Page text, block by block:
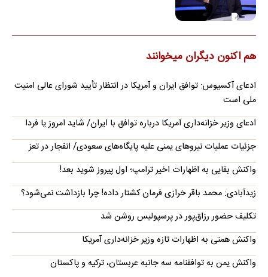
هم اکنون دیگران میخوانند
ادعای آکسیوس: توافق ایران و آمریکا در انتظار تأیید شورای عالی امنیت
ملی است
ادعای وزیر خزانه‌داری آمریکا درباره توافق با ایران/ شاید امروز یا فردا
جزئیات عملیات نیروهای یمنی علیه پایگاه‌های سعودی/ انفجار در تعز
واکنش بقایی به اظهارات اخیر ترامپ؛ اول پیروز شوید بعد!
زیدآبادی: محمد باقر خرازی فرمان کشتار داده! چرا بازداشت نمی‌شود؟
تکلیف حضور رزاق‌پور در پرسپولیس روشن شد
واکنش همتی به اظهارات تازه وزیر خزانه‌داری آمریکا
واکنش یمن به توافقنامه سه جانبه عربستان، ترکیه و پاکستان